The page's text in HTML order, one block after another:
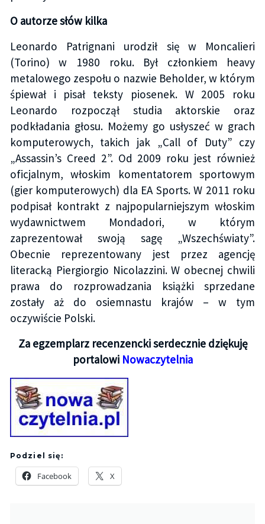
O autorze słów kilka
Leonardo Patrignani urodził się w Moncalieri
(Torino) w 1980 roku. Był członkiem heavy
metalowego zespołu o nazwie Beholder, w którym
śpiewał i pisał teksty piosenek. W 2005 roku
Leonardo rozpoczął studia aktorskie oraz
podkładania głosu. Możemy go usłyszeć w grach
komputerowych, takich jak „Call of Duty” czy
„Assassin’s Creed 2”. Od 2009 roku jest również
oficjalnym, włoskim komentatorem sportowym
(gier komputerowych) dla EA Sports. W 2011 roku
podpisał kontrakt z najpopularniejszym włoskim
wydawnictwem Mondadori, w którym
zaprezentował swoją sagę „Wszechświaty”.
Obecnie reprezentowany jest przez agencję
literacką Piergiorgio Nicolazzini. W obecnej chwili
prawa do rozprowadzania książki sprzedane
zostały aż do osiemnastu krajów – w tym
oczywiście Polski.
Za egzemplarz recenzencki serdecznie dziękuję
portalowi Nowaczytelnia
Podziel się:
Facebook X